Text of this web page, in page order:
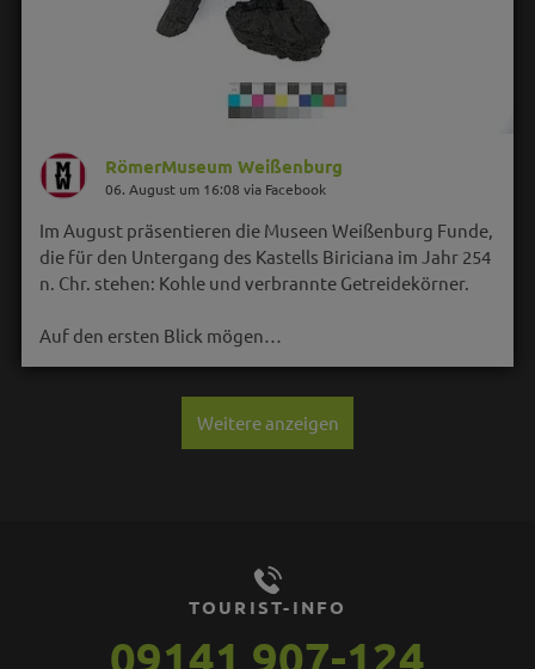
RömerMuseum Weißenburg
06. August um 16:08 via Facebook
Im August präsentieren die Museen Weißenburg Funde,
die für den Untergang des Kastells Biriciana im Jahr 254
n. Chr. stehen: Kohle und verbrannte Getreidekörner.
Auf den ersten Blick mögen…
Weitere anzeigen
TOURIST-INFO
09141 907-124